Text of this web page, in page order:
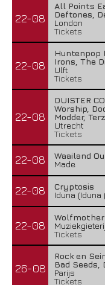
22-08
All Points
Deftones,
London
Tickets
22-08
Huntenpop
Irons, The
Ulft
Tickets
22-08
DUISTER
Worship,
Modder,
Utrecht
Tickets
22-08
Waailand
Made
22-08
Cryptosis
Iduna (Iduna
22-08
Wolfmother
Tickets
26-08
Rock en
Bad
Parijs
Tickets